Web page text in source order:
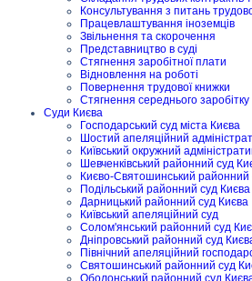
Консультування з питань
Працевлаштування іноземців
Звільнення та скорочення
Представництво в суді
Стягнення заробітної плати
Відновлення на роботі
Повернення трудової книжки
Стягнення середнього заробітку
Суди Києва
Господарський суд міста Києва
Шостий апеляційний
Київський окружний
Шевченківський районний суд
Києво-Святошинський районний
Подільський районний суд Києва
Дарницький районний суд Києва
Київський апеляційний суд
Солом'янський районний суд
Дніпровський районний суд
Північний апеляційний
Святошинський районний суд